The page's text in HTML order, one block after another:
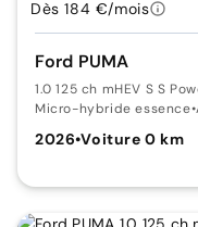
Ford PUMA
1.0 125 ch mHEV S S
Micro-hybride essence•
2026•Voiture 0 km
Dès 184 €/mois